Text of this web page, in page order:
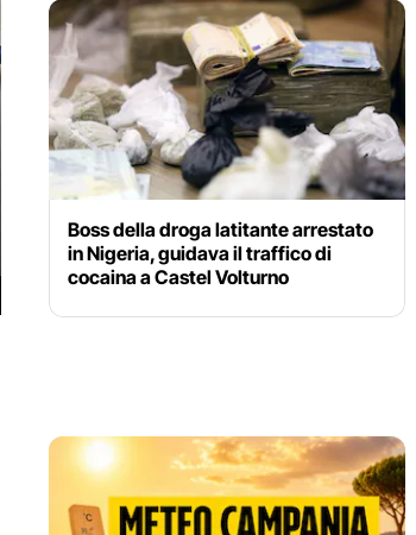
Boss della droga latitante arrestato
in Nigeria, guidava il traffico di
cocaina a Castel Volturno